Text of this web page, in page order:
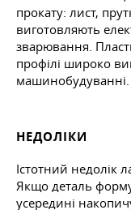
прокату: лист,
виготовляють
зварювання.
профілі широко
машинобудуванні.
НЕДОЛІКИ
Істотний недолік
Якщо деталь
усередині